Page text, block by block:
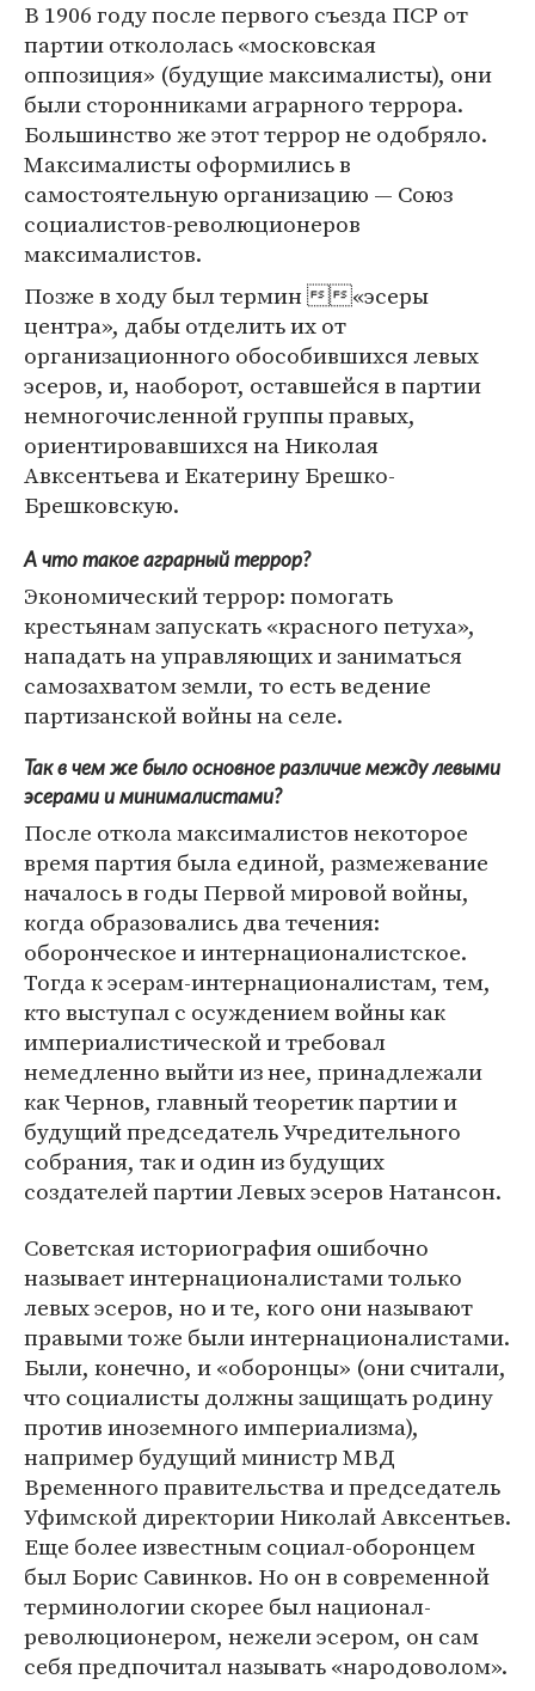
В 1906 году после первого съезда ПСР от
партии откололась «московская
оппозиция» (будущие максималисты), они
были сторонниками аграрного террора.
Большинство же этот террор не одобряло.
Максималисты оформились в
самостоятельную организацию — Союз
социалистов-революционеров
максималистов.
Позже в ходу был термин «эсеры
центра», дабы отделить их от
организационного обособившихся левых
эсеров, и, наоборот, оставшейся в партии
немногочисленной группы правых,
ориентировавшихся на Николая
Авксентьева и Екатерину Брешко-
Брешковскую.
А что такое аграрный террор?
Экономический террор: помогать
крестьянам запускать «красного петуха»,
нападать на управляющих и заниматься
самозахватом земли, то есть ведение
партизанской войны на селе.
Так в чем же было основное различие между левыми
эсерами и минималистами?
После откола максималистов некоторое
время партия была единой, размежевание
началось в годы Первой мировой войны,
когда образовались два течения:
оборонческое и интернационалистское.
Тогда к эсерам-интернационалистам, тем,
кто выступал с осуждением войны как
империалистической и требовал
немедленно выйти из нее, принадлежали
как Чернов, главный теоретик партии и
будущий председатель Учредительного
собрания, так и один из будущих
создателей партии Левых эсеров Натансон.
Советская историография ошибочно
называет интернационалистами только
левых эсеров, но и те, кого они называют
правыми тоже были интернационалистами.
Были, конечно, и «оборонцы» (они считали,
что социалисты должны защищать родину
против иноземного империализма),
например будущий министр МВД
Временного правительства и председатель
Уфимской директории Николай Авксентьев.
Еще более известным социал-оборонцем
был Борис Савинков. Но он в современной
терминологии скорее был национал-
революционером, нежели эсером, он сам
себя предпочитал называть «народоволом».